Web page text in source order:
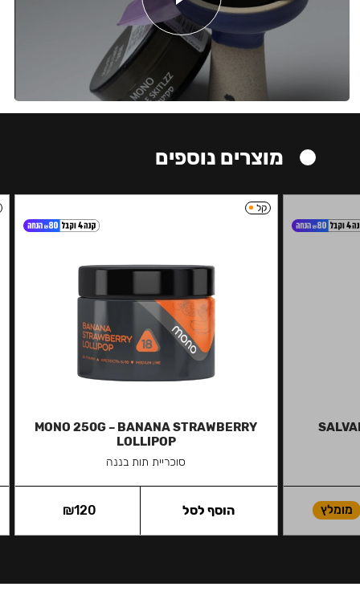
מוצרים נוספים
מומלץ
קל
MONO 250G – BANANA STRAWBERRY
LOLLIPOP
סוכריית תות בננה
₪120 הוסף לסל